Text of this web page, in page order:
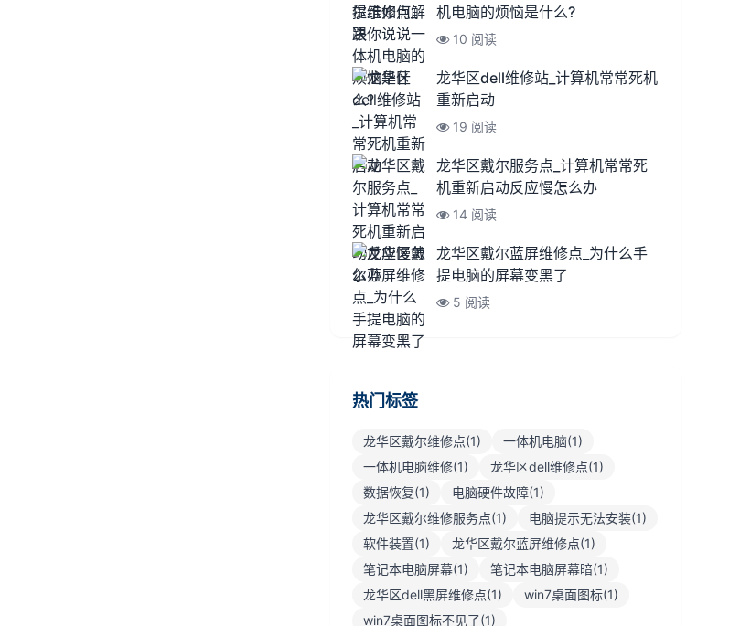
机电脑的烦恼是什么?
10 阅读
龙华区dell维修站_计算机常常死机
重新启动
19 阅读
龙华区戴尔服务点_计算机常常死
机重新启动反应慢怎么办
14 阅读
龙华区戴尔蓝屏维修点_为什么手
提电脑的屏幕变黑了
5 阅读
热门标签
龙华区戴尔维修点(1)
一体机电脑(1)
一体机电脑维修(1)
龙华区dell维修点(1)
数据恢复(1)
电脑硬件故障(1)
龙华区戴尔维修服务点(1)
电脑提示无法安装(1)
软件装置(1)
龙华区戴尔蓝屏维修点(1)
笔记本电脑屏幕(1)
笔记本电脑屏幕暗(1)
龙华区dell黑屏维修点(1)
win7桌面图标(1)
win7桌面图标不见了(1)